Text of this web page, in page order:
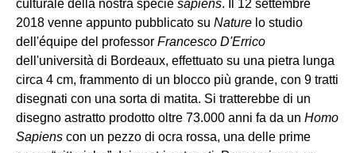
culturale della nostra specie sapiens. Il 12 settembre
2018 venne appunto pubblicato su Nature lo studio
dell'équipe del professor Francesco D'Errico
dell'università di Bordeaux, effettuato su una pietra lunga
circa 4 cm, frammento di un blocco più grande, con 9 tratti
disegnati con una sorta di matita. Si tratterebbe di un
disegno astratto prodotto oltre 73.000 anni fa da un Homo
Sapiens con un pezzo di ocra rossa, una delle prime